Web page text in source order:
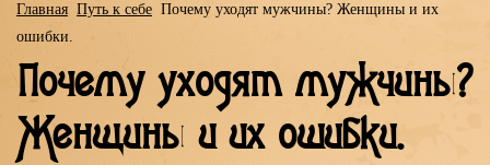
Главная Путь к себе Почему уходят мужчины? Женщины и их
ошибки.
Почему уходят мужчины?
Женщины и их ошибки.